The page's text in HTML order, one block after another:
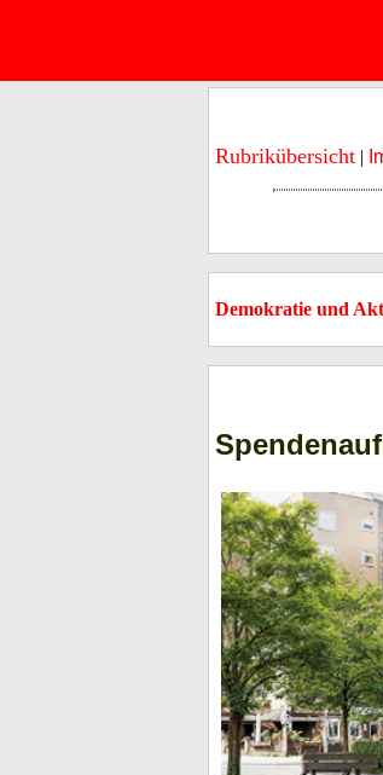
Rubrikübersicht |
Demokratie und